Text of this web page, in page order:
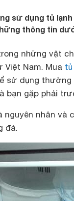
sử dụng tủ
thông tin
những vật
Việt Nam. Mua
sử dụng
bạn gặp phải
nguyên nhân và
đá.